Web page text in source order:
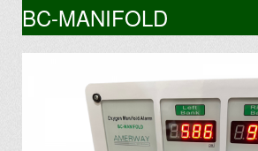
BC-MANIFOLD